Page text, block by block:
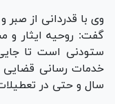
وی با قدردانی از
گفت: روحیه ایثار و
ستودنی است تا
خدمات رسانی قضایی
سال و حتی در